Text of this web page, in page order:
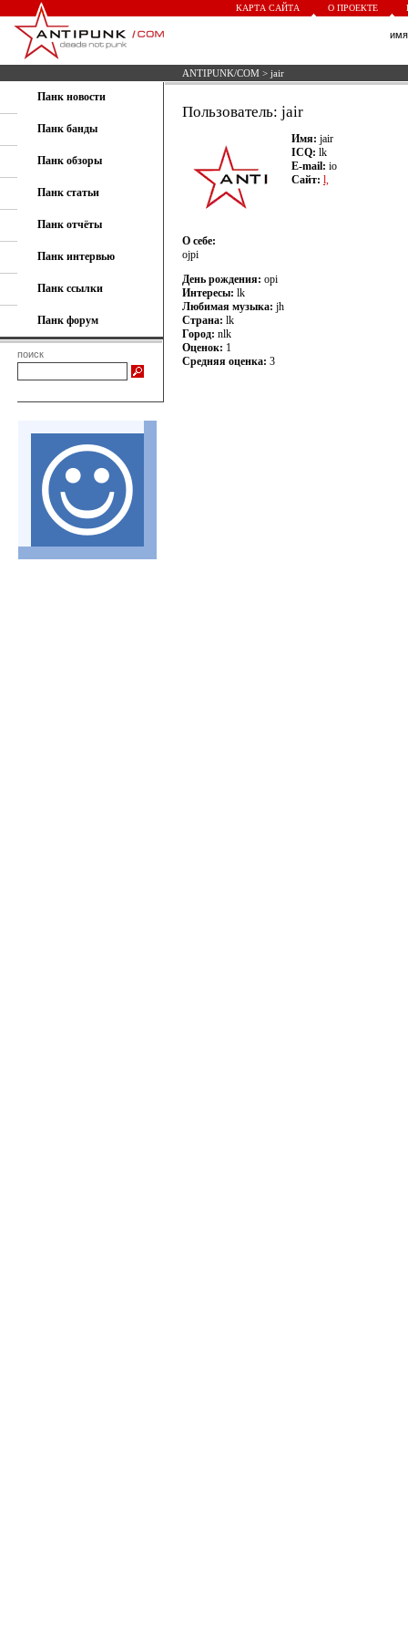
КАРТА САЙТА О ПРОЕКТЕ
ANTIPUNK/COM > jair
Панк новости
Панк банды
Панк обзоры
Панк статьи
Панк отчёты
Панк интервью
Панк ссылки
Панк форум
поиск
Пользователь: jair
Имя: jair
ICQ: lk
E-mail: io
Сайт: l,
О себе:
ojpi
День рождения: opi
Интересы: lk
Любимая музыка: jh
Страна: lk
Город: nlk
Оценок: 1
Средняя оценка: 3